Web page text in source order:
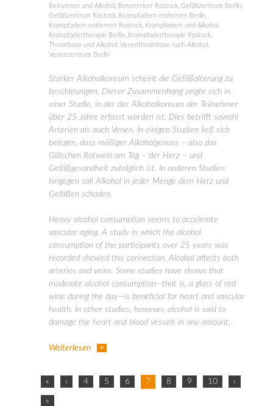
Beinvenen und Alkohol
Besenreiser Rostock Gefäßzentrum Berlin
Gefäßzentrum Rostock
Krampfadern entfernen Berlin
Krampfadern entfernen Rostock
Krampfadern und Alkohol
Krampfadertherapie Berlin
Krampfadertherapie Rpstock
Thrombose und Alkohol
Venenthrombose nach Alkohol
Venenzentrum Berlin
Starker Alkoholkonsum scheint die Gefäßalterung zu
beschleunigen. Dieser Zusammenhang zeigte sich in
einer Studie, in der der Alkoholkonsum der Teilnehmer
über 25 Jahre erfasst worden ist. Dies betrifft sowohl
Arterien als auch Venen. In einigen Studien ließ sich
belegen, dass mäßiger Alkoholgenuss – also das
Gläschen Rotwein am Tag – der Herz – und
Gefäßgesundheit zuträglich ist. In anderen Studien
hingegen soll Alkohol in jeder Menge dem Herz und
Gefäßen schaden.
Heavy alcohol consumption seems to accelerate
vascular aging. A study in which the alcohol
consumption of the participants over 25 years was
recorded showed this connection. Alcohol affects both
arteries and veins. Some studies have shown that
moderate alcohol consumption—that is, a glass of red
wine during the day—is beneficial for heart and vascular
health. In other studies, however, alcohol is said to
damage the heart and blood vessels in any amount.
Weiterlesen
« ‹ 4 5 6 7 8 9 10 ›
»